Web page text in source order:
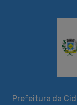
Prefeitura da